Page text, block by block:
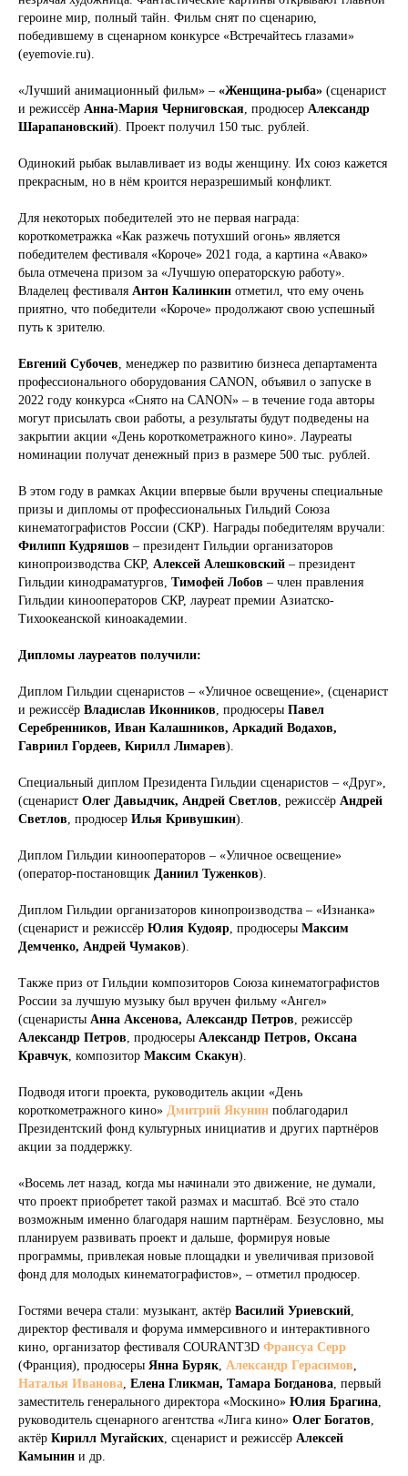
героине мир, полный тайн. Фильм снят по сценарию,
победившему в сценарном конкурсе «Встречайтесь глазами»
(eyemovie.ru).
«Лучший анимационный фильм» – «Женщина-рыба» (сценарист
и режиссёр Анна-Мария Черниговская, продюсер Александр
Шарапановский). Проект получил 150 тыс. рублей.
Одинокий рыбак вылавливает из воды женщину. Их союз кажется
прекрасным, но в нём кроится неразрешимый конфликт.
Для некоторых победителей это не первая награда:
короткометражка «Как разжечь потухший огонь» является
победителем фестиваля «Короче» 2021 года, а картина «Авако»
была отмечена призом за «Лучшую операторскую работу».
Владелец фестиваля Антон Калинкин отметил, что ему очень
приятно, что победители «Короче» продолжают свою успешный
путь к зрителю.
Евгений Субочев, менеджер по развитию бизнеса департамента
профессионального оборудования CANON, объявил о запуске в
2022 году конкурса «Снято на CANON» – в течение года авторы
могут присылать свои работы, а результаты будут подведены на
закрытии акции «День короткометражного кино». Лауреаты
номинации получат денежный приз в размере 500 тыс. рублей.
В этом году в рамках Акции впервые были вручены специальные
призы и дипломы от профессиональных Гильдий Союза
кинематографистов России (СКР). Награды победителям вручали:
Филипп Кудряшов – президент Гильдии организаторов
кинопроизводства СКР, Алексей Алешковский – президент
Гильдии кинодраматургов, Тимофей Лобов – член правления
Гильдии кинооператоров СКР, лауреат премии Азиатско-
Тихоокеанской киноакадемии.
Дипломы лауреатов получили:
Диплом Гильдии сценаристов – «Уличное освещение», (сценарист
и режиссёр Владислав Иконников, продюсеры Павел
Серебренников, Иван Калашников, Аркадий Водахов,
Гавриил Гордеев, Кирилл Лимарев).
Специальный диплом Президента Гильдии сценаристов – «Друг»,
(сценарист Олег Давыдчик, Андрей Светлов, режиссёр Андрей
Светлов, продюсер Илья Кривушкин).
Диплом Гильдии кинооператоров – «Уличное освещение»
(оператор-постановщик Даниил Туженков).
Диплом Гильдии организаторов кинопроизводства – «Изнанка»
(сценарист и режиссёр Юлия Кудояр, продюсеры Максим
Демченко, Андрей Чумаков).
Также приз от Гильдии композиторов Союза кинематографистов
России за лучшую музыку был вручен фильму «Ангел»
(сценаристы Анна Аксенова, Александр Петров, режиссёр
Александр Петров, продюсеры Александр Петров, Оксана
Кравчук, композитор Максим Скакун).
Подводя итоги проекта, руководитель акции «День
короткометражного кино» Дмитрий Якунин поблагодарил
Президентский фонд культурных инициатив и других партнёров
акции за поддержку.
«Восемь лет назад, когда мы начинали это движение, не думали,
что проект приобретет такой размах и масштаб. Всё это стало
возможным именно благодаря нашим партнёрам. Безусловно, мы
планируем развивать проект и дальше, формируя новые
программы, привлекая новые площадки и увеличивая призовой
фонд для молодых кинематографистов», – отметил продюсер.
Гостями вечера стали: музыкант, актёр Василий Уриевский,
директор фестиваля и форума иммерсивного и интерактивного
кино, организатор фестиваля COURANT3D Франсуа Серр
(Франция), продюсеры Янна Буряк, Александр Герасимов,
Наталья Иванова, Елена Гликман, Тамара Богданова, первый
заместитель генерального директора «Москино» Юлия Брагина,
руководитель сценарного агентства «Лига кино» Олег Богатов,
актёр Кирилл Мугайских, сценарист и режиссёр Алексей
Камынин и др.